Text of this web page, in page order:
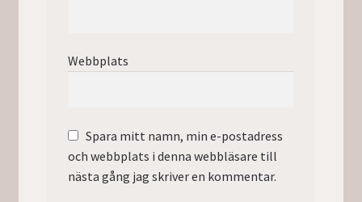
Webbplats
Spara mitt namn, min e-postadress
och webbplats i denna webbläsare till
nästa gång jag skriver en kommentar.